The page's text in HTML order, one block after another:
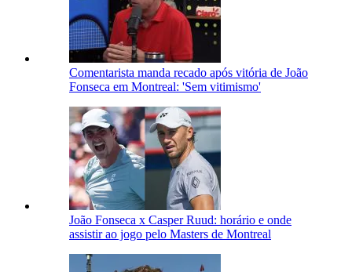
Comentarista manda recado após vitória de João
Fonseca em Montreal: 'Sem vitimismo'
João Fonseca x Casper Ruud: horário e onde
assistir ao jogo pelo Masters de Montreal